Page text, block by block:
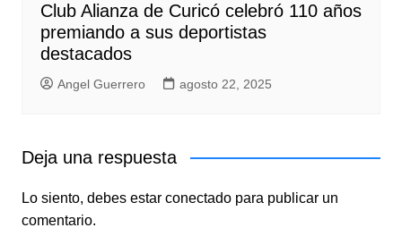
Club Alianza de Curicó celebró 110 años
premiando a sus deportistas
destacados
Angel Guerrero agosto 22, 2025
Deja una respuesta
Lo siento, debes estar conectadopara publicar un
comentario.